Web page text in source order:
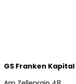
GS Franken Kapital